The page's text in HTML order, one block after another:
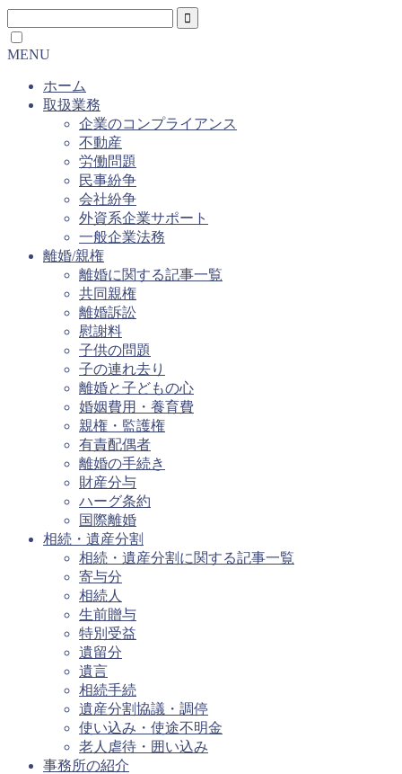
MENU
ホーム
取扱業務
企業のコンプライアンス
不動産
労働問題
民事紛争
会社紛争
外資系企業サポート
一般企業法務
離婚/親権
離婚に関する記事一覧
共同親権
離婚訴訟
慰謝料
子供の問題
子の連れ去り
離婚と子どもの心
婚姻費用・養育費
親権・監護権
有責配偶者
離婚の手続き
財産分与
ハーグ条約
国際離婚
相続・遺産分割
相続・遺産分割に関する記事一覧
寄与分
相続人
生前贈与
特別受益
遺留分
遺言
相続手続
遺産分割協議・調停
使い込み・使途不明金
老人虐待・囲い込み
事務所の紹介